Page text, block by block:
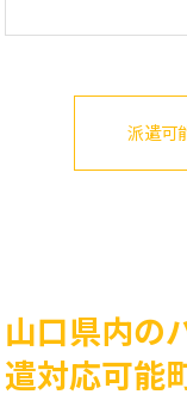
派遣可
山口県内の
遣対応可能